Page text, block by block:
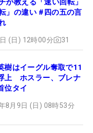
が教える「速い回転」
」の違い #四の五の言
(日) 12時00分 31
樹はイーグル奪取で11
上 ホスラー、ブレナ
位タイ
8月9日 (日) 08時53分